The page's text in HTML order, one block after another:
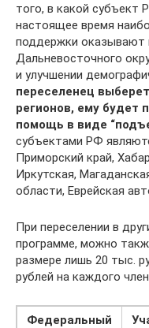
того, в какой субъект
настоящее время
поддержки оказывают
Дальневосточного
и улучшении
переселенец
регионов, ему будет
помощь в виде
субъектами РФ
Приморский край,
Иркутская,
области, Еврейская
При переселении в
программе, можно
размере лишь 20 тыс.
рублей на каждого
Федеральный